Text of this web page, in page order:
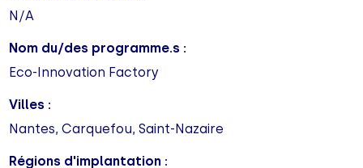
N/A
Nom du/des programme.s :
Eco-Innovation Factory
Villes :
Nantes, Carquefou, Saint-Nazaire
Régions d'implantation :